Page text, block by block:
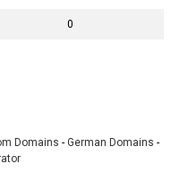
0
Domains - German Domains -